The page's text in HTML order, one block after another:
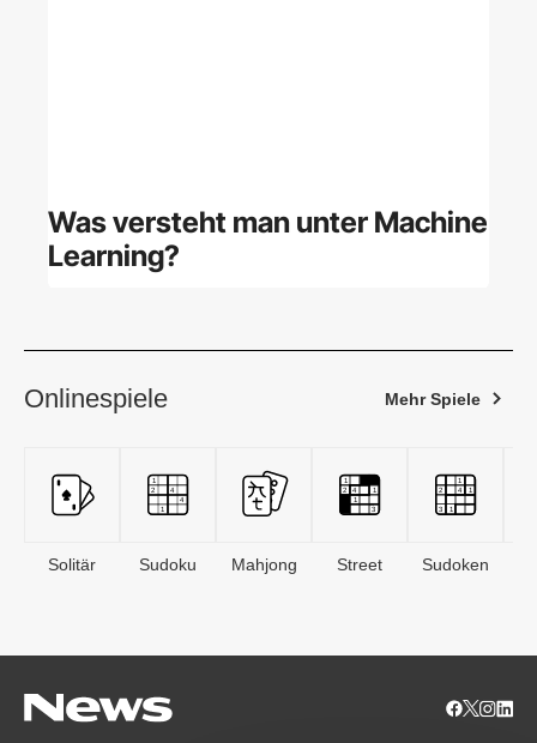
Was versteht man unter Machine
Learning?
Onlinespiele Mehr Spiele
Solitär Sudoku Mahjong Street Sudoken